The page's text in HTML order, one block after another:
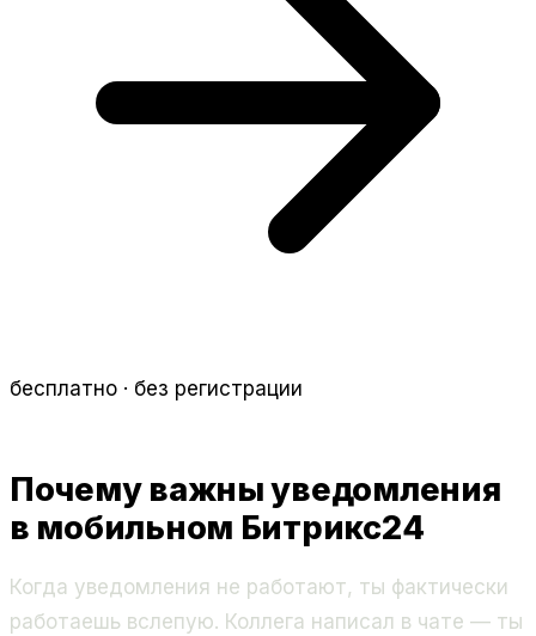
бесплатно · без регистрации
Почему важны уведомления
в мобильном Битрикс24
Когда уведомления не работают, ты фактически
работаешь вслепую. Коллега написал в чате — ты